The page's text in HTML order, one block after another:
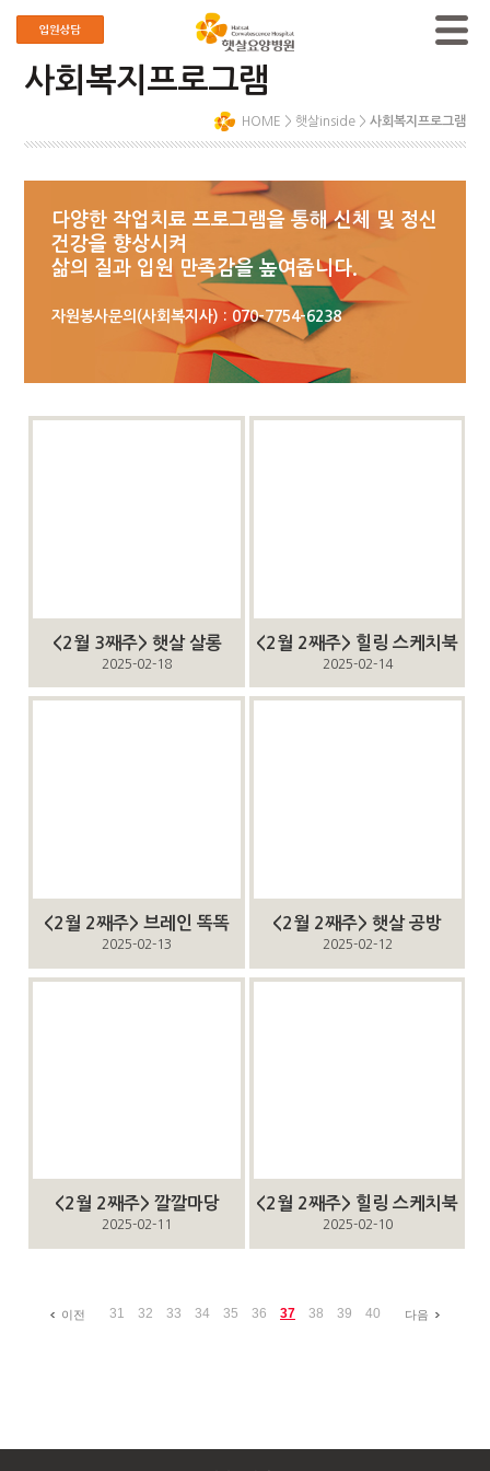
사회복지프로그램
HOME > 햇살inside> 사회복지프로그램
다양한 작업치료 프로그램을 통해 신체 및 정신
건강을 향상시켜
삶의 질과 입원 만족감을 높여줍니다.
자원봉사문의(사회복지사) : 070-7754-6238
<2월 3째주> 햇살 살롱
2025-02-18
<2월 2째주> 힐링 스케치북
2025-02-14
<2월 2째주> 브레인 똑똑
2025-02-13
<2월 2째주> 햇살 공방
2025-02-12
<2월 2째주> 깔깔마당
2025-02-11
<2월 2째주> 힐링 스케치북
2025-02-10
이전 31 32 33 34 35 36 37 38 39 40 다음